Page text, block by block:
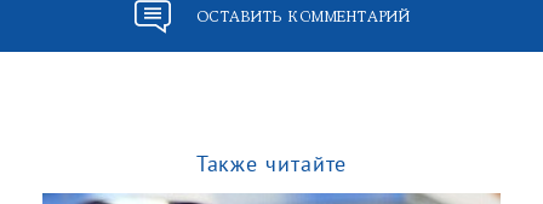
ОСТАВИТЬ КОММЕНТАРИЙ
Также читайте